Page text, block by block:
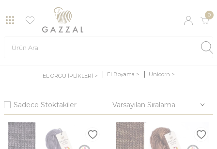
0
EL ÖRGÜ İPLİKLERİ > El Boyama > Unicorn >
Sadece Stoktakiler